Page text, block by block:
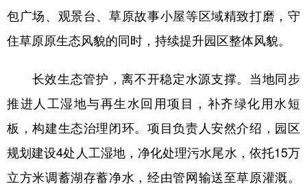
包广场、观景台、草原故事小屋等区域精致打磨，守
住草原原生态风貌的同时，持续提升园区整体风貌。
长效生态管护，离不开稳定水源支撑。当地同步
推进人工湿地与再生水回用项目，补齐绿化用水短
板，构建生态治理闭环。项目负责人安然介绍，园区
规划建设4处人工湿地，净化处理污水尾水，依托15万
立方米调蓄湖存蓄净水，经由管网输送至草原灌溉。